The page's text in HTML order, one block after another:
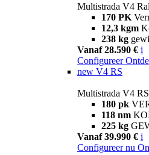
Multistrada V4
170 PK
12,3 kgm
238 kg
Vanaf 28.590 € i
Configureer
new V4 RS
Multistrada V4 RS
180 pk
118 nm
225 kg
Vanaf 39.990 € i
Configureer nu